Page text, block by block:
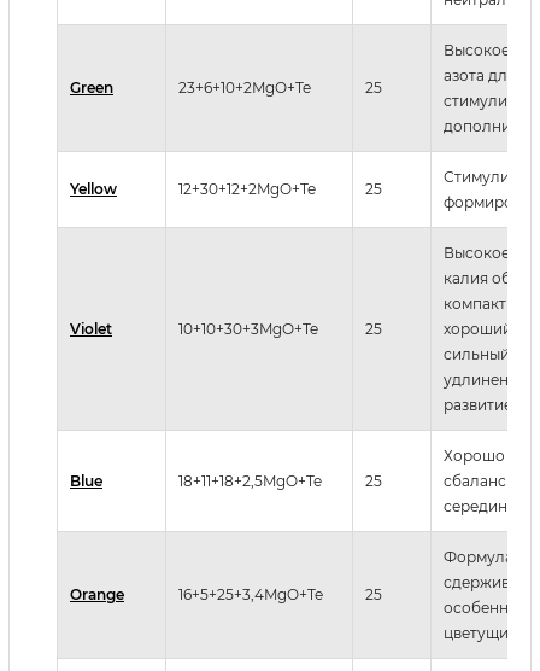
Green 23+6+10+2MgO+Te 25
Высокое
азота для
Yellow 12+30+12+2MgO+Te 25
Violet 10+10+30+3MgO+Te 25
Высокое
калия
компактный
хороший
сильный
удлинения,
развитие
Blue 18+11+18+2,5MgO+Te 25
Хорошо
середине
Orange 16+5+25+3,4MgO+Te 25
Формула
особенно
цветущим